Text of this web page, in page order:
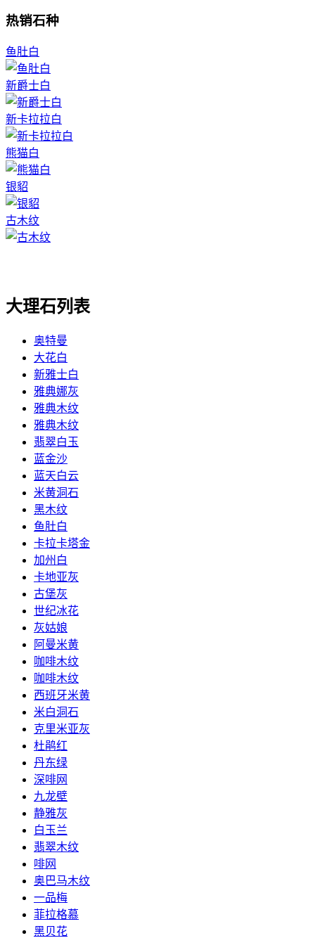
热销石种
鱼肚白
新爵士白
新卡拉拉白
熊猫白
银貂
古木纹
大理石列表
奥特曼
大花白
新雅士白
雅典娜灰
雅典木纹
雅典木纹
翡翠白玉
蓝金沙
蓝天白云
米黄洞石
黑木纹
鱼肚白
卡拉卡塔金
加州白
卡地亚灰
古堡灰
世纪冰花
灰姑娘
阿曼米黄
咖啡木纹
咖啡木纹
西班牙米黄
米白洞石
克里米亚灰
杜鹃红
丹东绿
深啡网
九龙壁
静雅灰
白玉兰
翡翠木纹
啡网
奥巴马木纹
一品梅
菲拉格慕
黑贝花